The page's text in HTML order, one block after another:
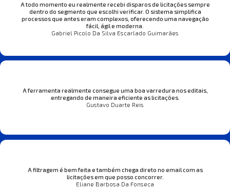
A todo momento eu realmente recebi disparos de licitações sempre
dentro do segmento que escolhi verificar. O sistema simplifica
processos que antes eram complexos, oferecendo uma navegação
fácil, ágil e moderna.
Gabriel Picolo Da Silva Escarlado Guimarães
A ferramenta realmente consegue uma boa varredura nos editais,
entregando de maneira eficiente as licitações.
Gustavo Duarte Reis
A filtragem é bem feita e também chega direto no email com as
licitações em que posso concorrer.
Eliane Barbosa Da Fonseca